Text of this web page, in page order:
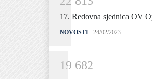
17. Redovna sjednica OV
NOVOSTI 24/02/2023
19 682